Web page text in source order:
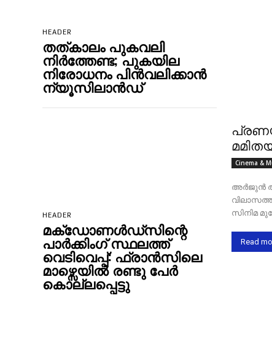
HEADER
തത്കാലം പുകവലി
നിര്‍ത്തേണ്ട; പുകയില
നിരോധനം പിന്‍വലിക്കാന്‍
ന്യൂസിലാന്‍ഡ്
HEADER
മക്‌ഡോണൾഡ്‌സിന്റെ
പാര്‍ക്കിംഗ് സ്ഥലത്ത്
വെടിവെപ്പ്: ഫ്രാന്‍സിലെ
മാഴ്സെയില്‍ രണ്ടു പേര്‍
കൊല്ലപ്പെട്ടു
Cinema &
അര്‍ജുൻ
സിനിമ
Read